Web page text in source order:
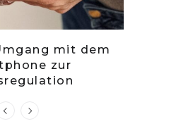
mit dem
zur